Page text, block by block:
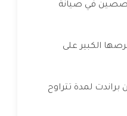
في صيانة
الكبير على
لمدة تتراوح